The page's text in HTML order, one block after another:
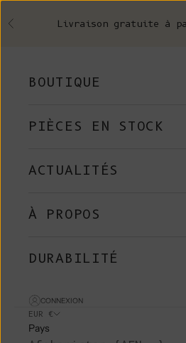
Précédent Livraison gratuite à
BOUTIQUE
PIÈCES EN STOCK
ACTUALITÉS
À PROPOS
DURABILITÉ
CONNEXION
EUR €
Pays